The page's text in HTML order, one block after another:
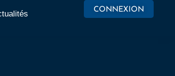
CONNEXION